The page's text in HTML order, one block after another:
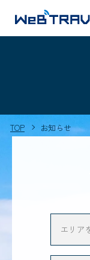
TOP お知らせ